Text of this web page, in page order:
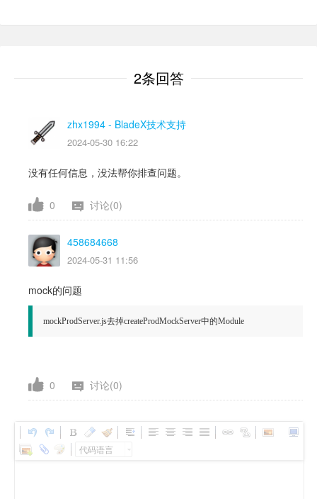
2条回答
zhx1994 - BladeX技术支持
2024-05-30 16:22
没有任何信息，没法帮你排查问题。
0 讨论(0)
458684668
2024-05-31 11:56
mock的问题
mockProdServer.js去掉createProdMockServer中的Module
0 讨论(0)
代码语言